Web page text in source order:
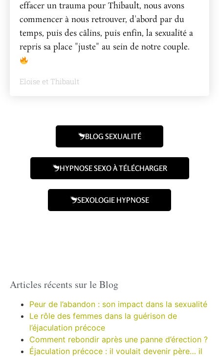
effacer un trauma pour Thibault, nous avons
commencer à nous retrouver, d'abord par du
temps, puis des câlins, puis enfin, la sexualité a
repris sa place "juste" au sein de notre couple.
Eloise et Thibault
BLOG SEXUALITÉ
HYPNOSE SEXO À TÉLÉCHARGER
SEXOLOGIE HYPNOSE
Articles récents sur le Blog
Peur de l’abandon : son impact dans la sexualité
Le rôle des femmes dans la guérison de
l’éjaculation précoce
Comment rebondir après une panne d’érection ?
Éjaculation précoce : il voulait devenir père… il